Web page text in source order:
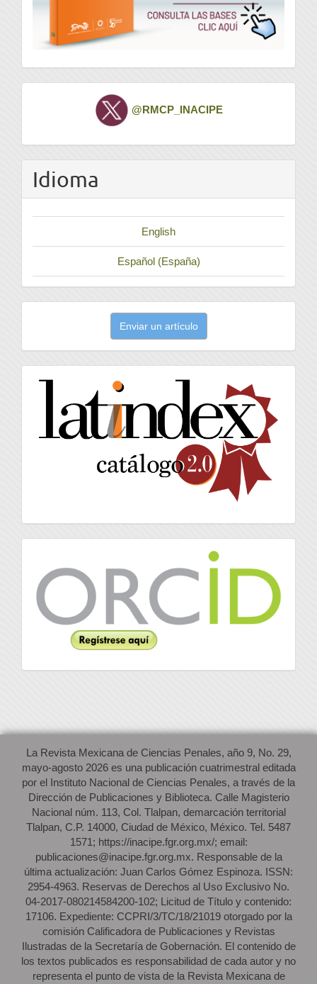
Twitter @RMCP_INACIPE
Idioma
English
Español (España)
artículo
Enviar un artículo
latindex
La Revista Mexicana de Ciencias Penales, año 9, No. 29,
mayo-agosto 2026 es una publicación cuatrimestral editada
por el Instituto Nacional de Ciencias Penales, a través de la
Dirección de Publicaciones y Biblioteca. Calle Magisterio
Nacional núm. 113, Col. Tlalpan, demarcación territorial
Tlalpan, C.P. 14000, Ciudad de México, México. Tel. 5487
1571; https://inacipe.fgr.org.mx/; email:
publicaciones@inacipe.fgr.org.mx. Responsable de la
última actualización: Juan Carlos Gómez Espinoza. ISSN:
2954-4963. Reservas de Derechos al Uso Exclusivo No.
04-2017-080214584200-102; Licitud de Título y contenido:
17106. Expediente: CCPRI/3/TC/18/21019 otorgado por la
comisión Calificadora de Publicaciones y Revistas
Ilustradas de la Secretaría de Gobernación. El contenido de
los textos publicados es responsabilidad de cada autor y no
representa el punto de vista de la Revista Mexicana de